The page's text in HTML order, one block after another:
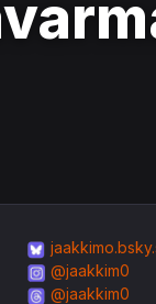
@jaakkim0
@jaakkim0